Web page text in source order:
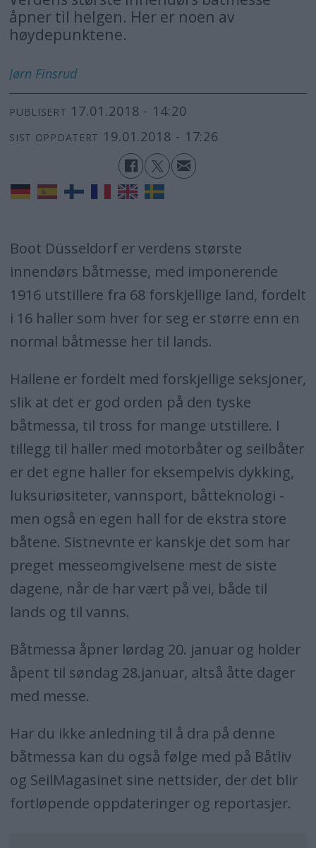
åpner til helgen. Her er noen av
høydepunktene.
Jørn Finsrud
PUBLISERT 17.01.2018 - 14:20
SIST OPPDATERT 19.01.2018 - 17:26
Boot Düsseldorf er verdens største
innendørs båtmesse, med imponerende
1916 utstillere fra 68 forskjellige land, fordelt
i 16 haller som hver for seg er større enn en
normal båtmesse her til lands.
Hallene er fordelt med forskjellige seksjoner,
slik at det er god orden på den tyske
båtmessa, til tross for mange utstillere. I
tillegg til haller med motorbåter og seilbåter
er det egne haller for eksempelvis dykking,
luksuriøsiteter, vannsport, båtteknologi -
men også en egen hall for de ekstra store
båtene. Sistnevnte er kanskje det som har
preget messeomgivelsene mest de siste
dagene, når de har vært på vei, både til
lands og til vanns.
Båtmessa åpner lørdag 20. januar og holder
åpent til søndag 28.januar, altså åtte dager
med messe.
Har du ikke anledning til å dra på denne
båtmessa kan du også følge med på Båtliv
og SeilMagasinet sine nettsider, der det blir
fortløpende oppdateringer og reportasjer.